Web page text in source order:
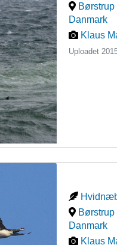
Danmark
Klaus
Uploadet
Danmark
Klaus